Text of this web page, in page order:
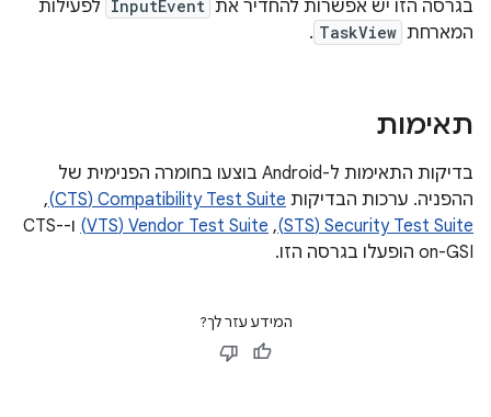
בגרסה הזו יש אפשרות להחדיר את InputEvent לפעילות
המארחת TaskView
.
תאימות
בדיקות התאימות ל-Android בוצעו בחומרה הפנימית של
ההפניה. ערכות הבדיקות Compatibility Test Suite‏ (CTS)
,‏
Security Test Suite‏ (STS)
,‏
Vendor Test Suite‏ (VTS)
ו-CTS-
on-GSI הופעלו בגרסה הזו.
המידע עזר לך?